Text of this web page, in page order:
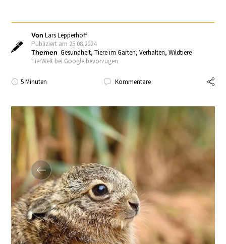
VonLars Lepperhoff
Publiziert am 25.08.2024
Themen Gesundheit,Tiere im Garten,Verhalten,Wildtiere
TierWelt bei Google bevorzugen
5 Minuten Kommentare